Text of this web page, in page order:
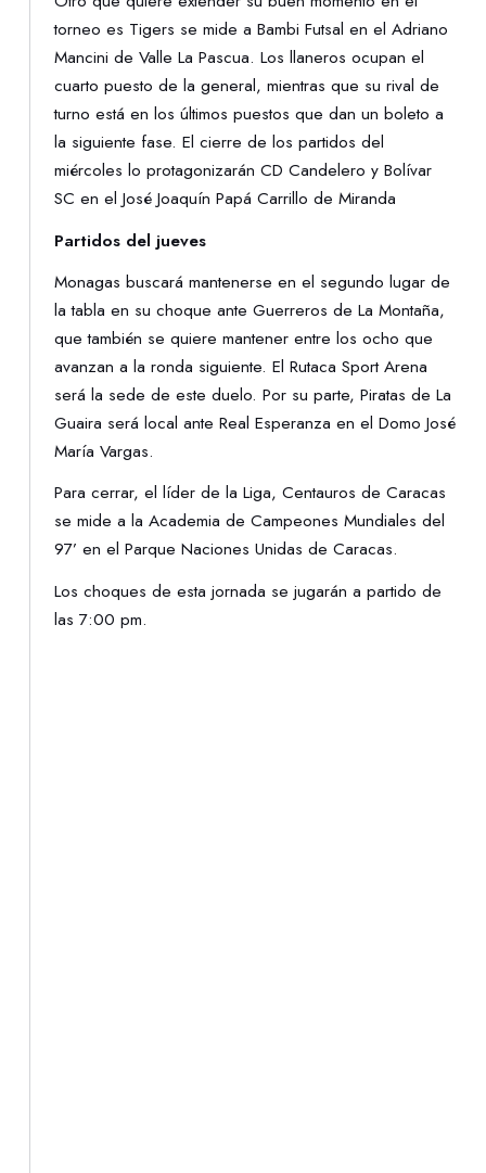
torneo es Tigers se mide a Bambi Futsal en el Adriano
Mancini de Valle La Pascua. Los llaneros ocupan el
cuarto puesto de la general, mientras que su rival de
turno está en los últimos puestos que dan un boleto a
la siguiente fase. El cierre de los partidos del
miércoles lo protagonizarán CD Candelero y Bolívar
SC en el José Joaquín Papá Carrillo de Miranda
Partidos del jueves
Monagas buscará mantenerse en el segundo lugar de
la tabla en su choque ante Guerreros de La Montaña,
que también se quiere mantener entre los ocho que
avanzan a la ronda siguiente. El Rutaca Sport Arena
será la sede de este duelo. Por su parte, Piratas de La
Guaira será local ante Real Esperanza en el Domo José
María Vargas.
Para cerrar, el líder de la Liga, Centauros de Caracas
se mide a la Academia de Campeones Mundiales del
97’ en el Parque Naciones Unidas de Caracas.
Los choques de esta jornada se jugarán a partido de
las 7:00 pm.